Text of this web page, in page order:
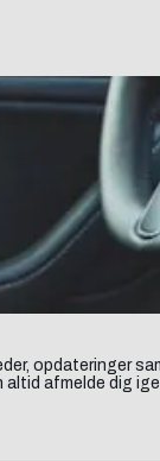
opdateringer
altid afmelde dig